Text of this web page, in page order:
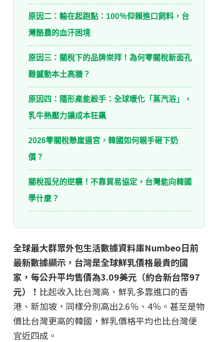
原因二：輸在起跑點：100％仰賴進口飼料，台
灣酪農的血汗困境
原因三：關稅下的品牌崇拜！為何零關稅新面孔
難撼動本土高牆？
原因四：隱形產能殺手：全球暖化「蒸汽浴」，
乳牛熱壓力讓成本狂飆
2026零關稅懸崖逼宮，韓國如何親手砸下奶
價？
關稅孤兒的逆襲！不靠貿易協定，台灣能向韓國
學什麼？
全球最大群眾外包生活數據資料庫Numbeo日前
最新數據顯示，台灣是全球鮮乳價格最貴的國
家，每公升平均售價為3.09美元（約合新台幣97
元）！ 比起收入比台灣高、鮮乳多靠進口的香
港、新加坡，同樣分別高出2.6％、4％。甚至是物
價比台灣更高的韓國，鮮乳價格平均也比台灣便
宜近四成。